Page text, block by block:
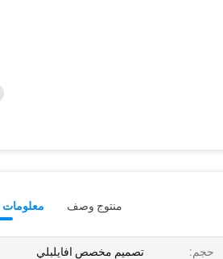
معلومات منتوج وصف
حجم: تصميم مخصص افايلبلي